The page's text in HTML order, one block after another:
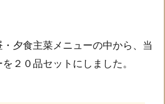
夕食主菜メニューの中から、当
２０品セットにしました。